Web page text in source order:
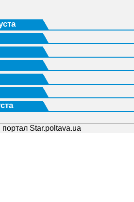
Star.poltava.ua